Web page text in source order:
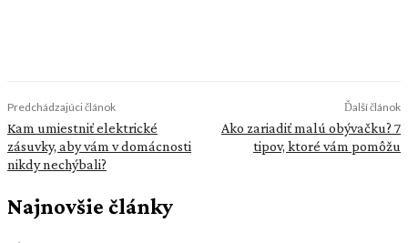
Predchádzajúci článok
Kam umiestniť elektrické
zásuvky, aby vám v domácnosti
nikdy nechýbali?
Ďalší článok
Ako zariadiť malú obývačku? 7
tipov, ktoré vám pomôžu
Najnovšie články